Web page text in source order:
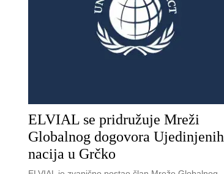
ELVIAL se pridružuje Mreži
Globalnog dogovora Ujedinjenih
nacija u Grčko